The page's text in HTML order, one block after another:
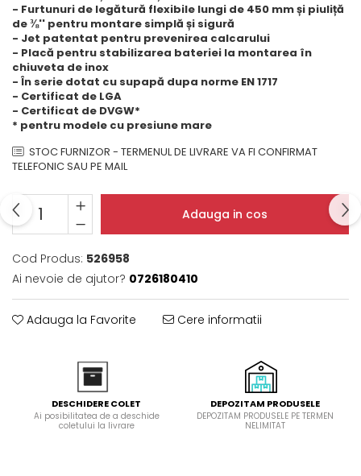
Domino( seturi modulare)
Electrice
Gaz
Inductie
Mixte
Plite cu hota integrata
- Furtunuri de legătură flexibile lungi de 450 mm și piuliță
de ⅜'' pentru montare simplă și sigură
- Jet patentat pentru prevenirea calcarului
- Placă pentru stabilizarea bateriei la montarea în
chiuveta de inox
- În serie dotat cu supapă dupa norme EN 1717
- Certificat de LGA
- Certificat de DVGW*
* pentru modele cu presiune mare
STOC FURNIZOR - TERMENUL DE LIVRARE VA FI CONFIRMAT
TELEFONIC SAU PE MAIL
Adauga in cos
Cod Produs: 526958
Ai nevoie de ajutor? 0726180410
Adauga la Favorite Cere informatii
DESCHIDERE COLET
Ai posibilitatea de a deschide
coletului la livrare
DEPOZITAM PRODUSELE
DEPOZITAM PRODUSELE PE TERMEN
NELIMITAT